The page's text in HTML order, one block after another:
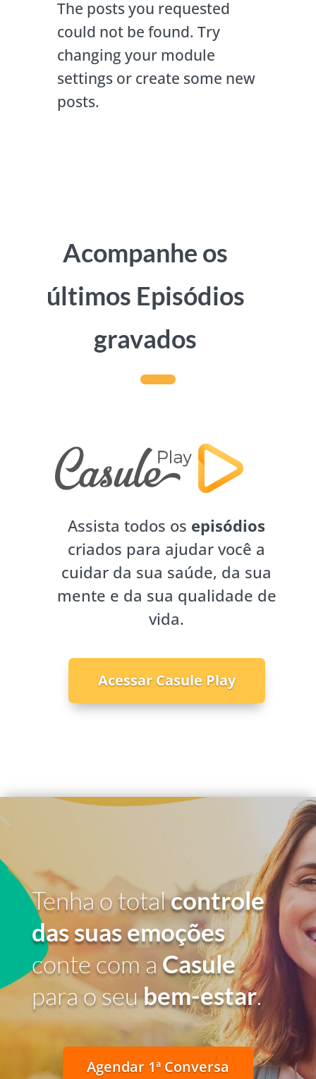
The posts you requested
could not be found. Try
changing your module
settings or create some new
posts.
Acompanhe os
últimos Episódios
gravados
Assista todos os episódios
criados para ajudar você a
cuidar da sua saúde, da sua
mente e da sua qualidade de
vida.
Acessar Casule Play
Tenha o totalcontrole
das suas emoções
conte com a Casule
para o seubem-estar.
Agendar 1ª Conversa